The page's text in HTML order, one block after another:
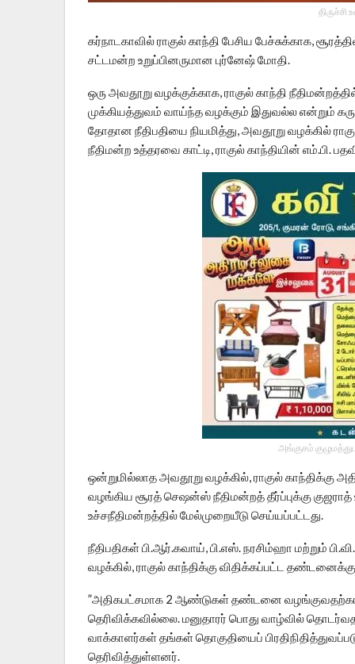
திருச்சி
கர்நாடகாவில் ராகுல் காந்தி பேசிய பேச்சுக்காக,
சட்டமன்ற உறுப்பினருமான புர்னேஷ் மோதி.
ஒரு அவதூறு வழக்குக்காக, ராகுல் காந்தி
முக்கியத்துவம் வாய்ந்த வழக்கும் இதுவல்ல என்றும்
தோதான நீதிபதியை நியமித்து, அவதூறு வழக்கில்
நீதிமன்ற உத்தரவை காட்டி, ராகுல் காந்தியின் எம்.பி.
அங்குசம்
ஒன்றுமில்லாத அவதூறு வழக்கில், ராகுல்
வழங்கிய சூரத் செஷன்ஸ் நீதிமன்றத் தீர்ப்புக்கு
உச்சநீதிமன்றத்தில் மேல்முறையீடு செய்யப்பட்டது.
நீதிபதிகள் பி.ஆர்.கவாய், பி.எஸ். நரசிம்ஹா மற்றும்
வழக்கில், ராகுல் காந்திக்கு விதிக்கப்பட்ட தண்டனைக்கு
”அதிகபட்சமாக 2 ஆண்டுகள் தண்டனை
தெரிவிக்கவில்லை. மனுதாரர் பொது வாழ்வில்
வாக்காளர்கள் தங்கள் தொகுதியைப்
தெரிவித்துள்ளனர்.